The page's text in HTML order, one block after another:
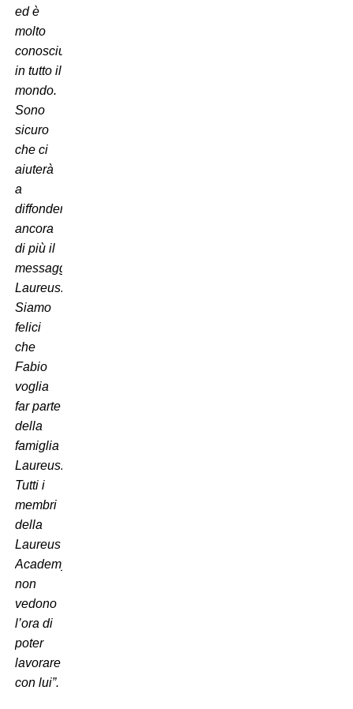
ed è
molto
conosciuto
in tutto il
mondo.
Sono
sicuro
che ci
aiuterà
a
diffondere
ancora
di più il
messaggio
Laureus.
Siamo
felici
che
Fabio
voglia
far parte
della
famiglia
Laureus.
Tutti i
membri
della
Laureus
Academy
non
vedono
l’ora di
poter
lavorare
con lui”.